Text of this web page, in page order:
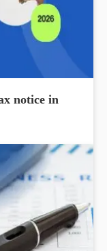
notice in